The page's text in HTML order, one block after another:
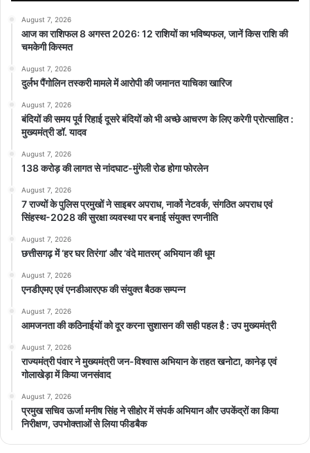
August 7, 2026
आज का राशिफल 8 अगस्त 2026: 12 राशियों का भविष्यफल, जानें किस राशि की
चमकेगी किस्मत
August 7, 2026
दुर्लभ पैंगोलिन तस्करी मामले में आरोपी की जमानत याचिका खारिज
August 7, 2026
बंदियों की समय पूर्व रिहाई दूसरे बंदियों को भी अच्छे आचरण के लिए करेगी प्रोत्साहित :
मुख्यमंत्री डॉ. यादव
August 7, 2026
138 करोड़ की लागत से नांदघाट-मुंगेली रोड होगा फोरलेन
August 7, 2026
7 राज्यों के पुलिस प्रमुखों ने साइबर अपराध, नार्को नेटवर्क, संगठित अपराध एवं
सिंहस्थ-2028 की सुरक्षा व्यवस्था पर बनाई संयुक्त रणनीति
August 7, 2026
छत्तीसगढ़ में ‘हर घर तिरंगा’ और ‘वंदे मातरम्’ अभियान की धूम
August 7, 2026
एनडीएमए एवं एनडीआरएफ की संयुक्त बैठक सम्पन्न
August 7, 2026
आमजनता की कठिनाईयों को दूर करना सुशासन की सही पहल है : उप मुख्यमंत्री
August 7, 2026
राज्यमंत्री पंवार ने मुख्यमंत्री जन-विश्वास अभियान के तहत खनोटा, कानेड़ एवं
गोलाखेड़ा में किया जनसंवाद
August 7, 2026
प्रमुख सचिव ऊर्जा मनीष सिंह ने सीहोर में संपर्क अभियान और उपकेंद्रों का किया
निरीक्षण, उपभोक्ताओं से लिया फीडबैक